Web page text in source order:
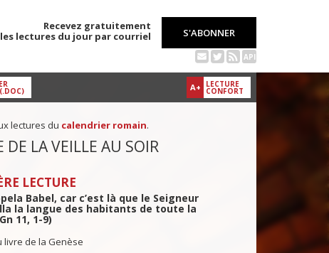
Recevez gratuitement
les lectures du jour par courriel
S'ABONNER
API
A+ LECTURE
CONFORT
lectures du calendrier romain.
DE LA VEILLE AU SOIR
LECTURE
Babel, car c’est là que le Seigneur
la langue des habitants de toute la
11, 1-9)
livre de la Genèse